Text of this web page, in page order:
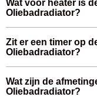
Wat voor heater is
Oliebadradiator?
Zit er een timer op
Oliebadradiator?
Wat zijn de
Oliebadradiator?